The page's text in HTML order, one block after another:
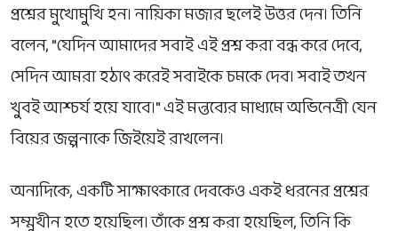
প্রশ্নের মুখোমুখি হন। নায়িকা মজার ছলেই উত্তর দেন। তিনি
বলেন, "যেদিন আমাদের সবাই এই প্রশ্ন করা বন্ধ করে দেবে,
সেদিন আমরা হঠাৎ করেই সবাইকে চমকে দেব। সবাই তখন
খুবই আশ্চর্য হয়ে যাবে।" এই মন্তব্যের মাধ্যমে অভিনেত্রী যেন
বিয়ের জল্পনাকে জিইয়েই রাখলেন।
অন্যদিকে, একটি সাক্ষাৎকারে দেবকেও একই ধরনের প্রশ্নের
সম্মুখীন হতে হয়েছিল। তাঁকে প্রশ্ন করা হয়েছিল, তিনি কি